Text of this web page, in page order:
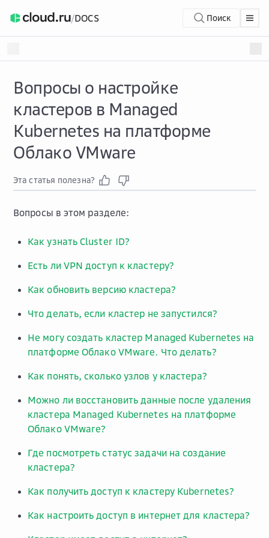
/DOCS Поиск
Вопросы о настройке
кластеров в Managed
Kubernetes на платформе
Облако VMware
Эта статья полезна?
Вопросы в этом разделе:
Как узнать Cluster ID?
Есть ли VPN доступ к кластеру?
Как обновить версию кластера?
Что делать, если кластер не запустился?
Не могу создать кластер Managed Kubernetes на
платформе Облако VMware. Что делать?
Как понять, сколько узлов у кластера?
Можно ли восстановить данные после удаления
кластера Managed Kubernetes на платформе
Облако VMware?
Где посмотреть статус задачи на создание
кластера?
Как получить доступ к кластеру Kubernetes?
Как настроить доступ в интернет для кластера?